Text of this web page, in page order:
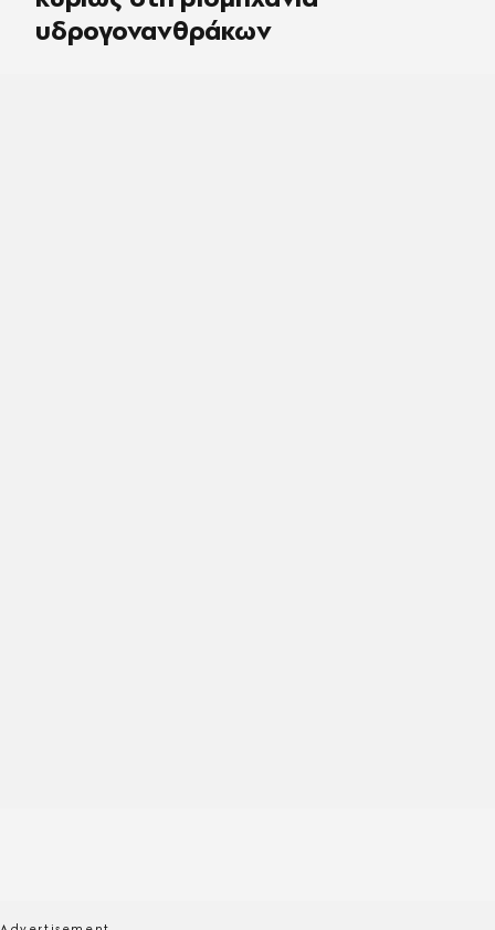
υδρογονανθράκων